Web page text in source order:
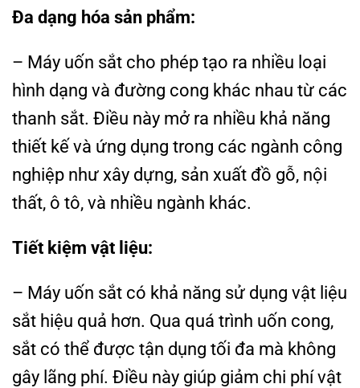
Đa dạng hóa sản phẩm:
– Máy uốn sắt cho phép tạo ra nhiều loại
hình dạng và đường cong khác nhau từ các
thanh sắt. Điều này mở ra nhiều khả năng
thiết kế và ứng dụng trong các ngành công
nghiệp như xây dựng, sản xuất đồ gỗ, nội
thất, ô tô, và nhiều ngành khác.
Tiết kiệm vật liệu:
– Máy uốn sắt có khả năng sử dụng vật liệu
sắt hiệu quả hơn. Qua quá trình uốn cong,
sắt có thể được tận dụng tối đa mà không
gây lãng phí. Điều này giúp giảm chi phí vật